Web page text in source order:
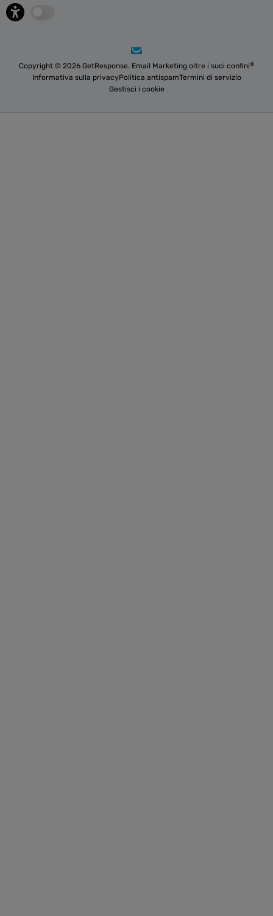
Copyright © 2026 GetResponse. Email Marketing oltre i suoi confini®
Informativa sulla privacyPolitica antispamTermini di servizio
Gestisci i cookie